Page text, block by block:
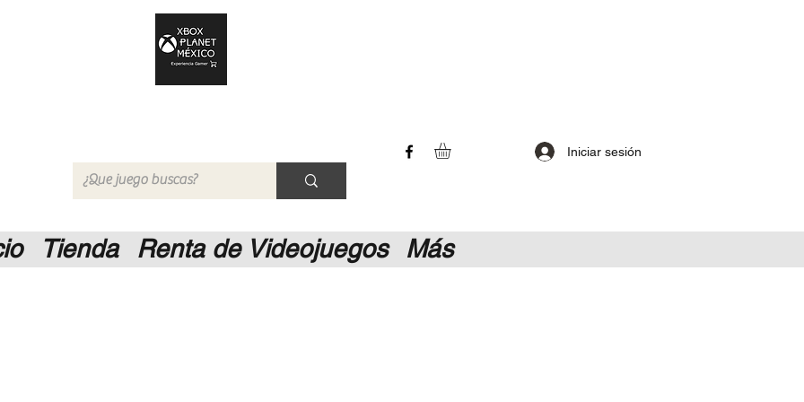
Iniciar sesión
Tienda Renta de Videojuegos Más